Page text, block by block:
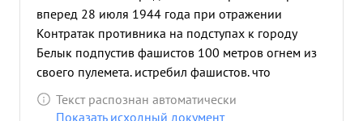
вперед 28 июля 1944 года при отражении
Контратак противника на подступах к городу
Белык подпустив фашистов 100 метров огнем из
своего пулемета. истребил фашистов. что
способствовало отражению Контратаки. В этом же
бою ссмотрах от противника Упал наш подбитый
Текст распознан автоматически
Показать исходный документ